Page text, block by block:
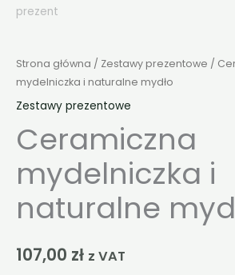
Strona główna / Zestawy prezentowe /
mydelniczka i naturalne mydło
Zestawy prezentowe
Ceramiczna
mydelniczka i
naturalne
107,00 zł z VAT